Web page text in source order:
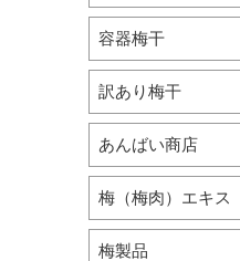
容器梅干
訳あり梅干
あんばい商店
梅（梅肉）エキス
梅製品